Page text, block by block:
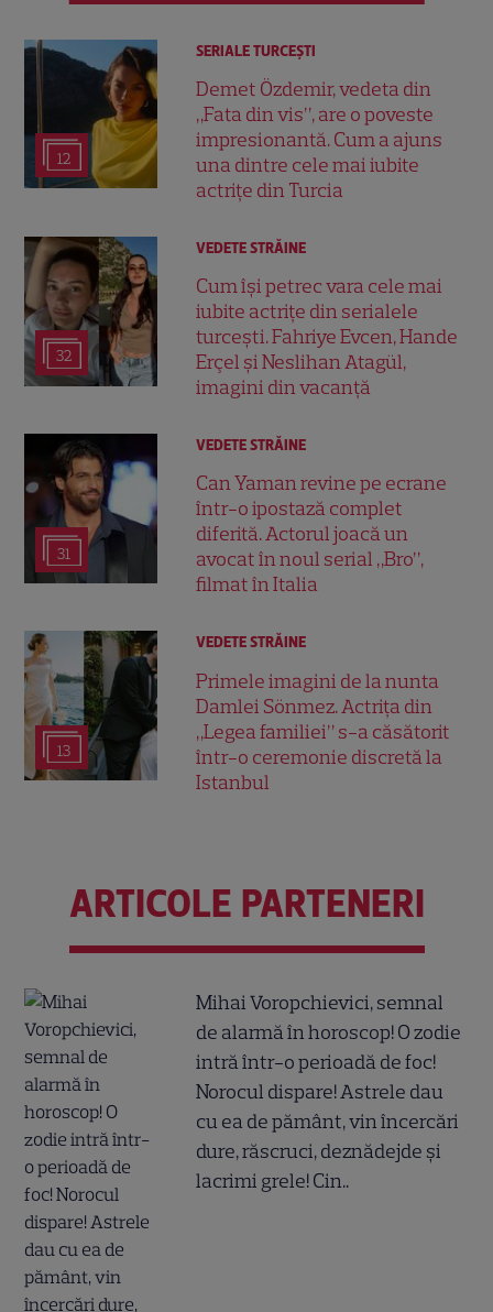
12
SERIALE TURCEŞTI
Demet Özdemir, vedeta din
„Fata din vis”, are o poveste
impresionantă. Cum a ajuns
una dintre cele mai iubite
actrițe din Turcia
32
VEDETE STRĂINE
Cum își petrec vara cele mai
iubite actrițe din serialele
turcești. Fahriye Evcen, Hande
Erçel și Neslihan Atagül,
imagini din vacanță
31
VEDETE STRĂINE
Can Yaman revine pe ecrane
într-o ipostază complet
diferită. Actorul joacă un
avocat în noul serial „Bro”,
filmat în Italia
13
VEDETE STRĂINE
Primele imagini de la nunta
Damlei Sönmez. Actrița din
„Legea familiei” s-a căsătorit
într-o ceremonie discretă la
Istanbul
ARTICOLE PARTENERI
Mihai Voropchievici, semnal
de alarmă în horoscop! O zodie
intră într-o perioadă de foc!
Norocul dispare! Astrele dau
cu ea de pământ, vin încercări
dure, răscruci, deznădejde și
lacrimi grele! Cin..